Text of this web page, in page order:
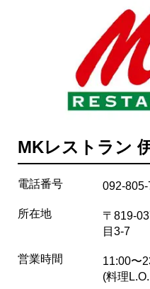
MKレストラン
電話番号 092-
所在地
〒819-
目3-7
営業時間
11:00〜
(料理